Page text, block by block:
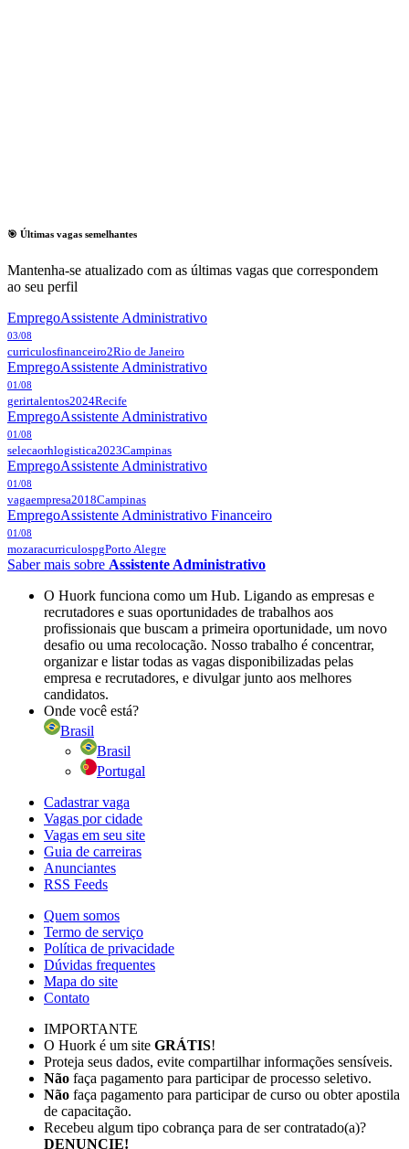
🎯 Últimas vagas semelhantes
Mantenha-se atualizado com as últimas vagas que correspondem
ao seu perfil
EmpregoAssistente Administrativo
03/08
curriculosfinanceiro2Rio de Janeiro
EmpregoAssistente Administrativo
01/08
gerirtalentos2024Recife
EmpregoAssistente Administrativo
01/08
selecaorhlogistica2023Campinas
EmpregoAssistente Administrativo
01/08
vagaempresa2018Campinas
EmpregoAssistente Administrativo Financeiro
01/08
mozaracurriculospgPorto Alegre
Saber mais sobre Assistente Administrativo
O Huork funciona como um Hub. Ligando as empresas e
recrutadores e suas oportunidades de trabalhos aos
profissionais que buscam a primeira oportunidade, um novo
desafio ou uma recolocação. Nosso trabalho é concentrar,
organizar e listar todas as vagas disponibilizadas pelas
empresa e recrutadores, e divulgar junto aos melhores
candidatos.
Onde você está?
Brasil
Brasil
Portugal
Cadastrar vaga
Vagas por cidade
Vagas em seu site
Guia de carreiras
Anunciantes
RSS Feeds
Quem somos
Termo de serviço
Política de privacidade
Dúvidas frequentes
Mapa do site
Contato
IMPORTANTE
O Huork é um site GRÁTIS!
Proteja seus dados, evite compartilhar informações sensíveis.
Não faça pagamento para participar de processo seletivo.
Não faça pagamento para participar de curso ou obter apostila
de capacitação.
Recebeu algum tipo cobrança para de ser contratado(a)?
DENUNCIE!